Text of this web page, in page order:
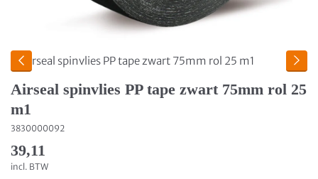
Airseal spinvlies PP tape zwart 75mm rol 25
m1
3830000092
39,11
incl. BTW